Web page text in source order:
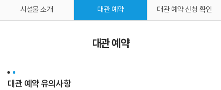
시설물 소개 대관 예약 대관 예약 신청 확인
대관 예약
대관 예약 유의사항